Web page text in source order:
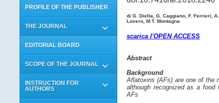
PROFILE OF THE PUBLISHER
THE JOURNAL
EDITORIAL BOARD
SCOPE OF THE JOURNAL
INSTRUCTION FOR
AUTHORS
di G. Diella, G. Caggiano, F. Ferrieri,
Lovero, M.T. Montagna
scarica l'OPEN ACCESS
Abstract
Background
Aflatoxins (AFs) are one of the
although recognized as a food
AFs